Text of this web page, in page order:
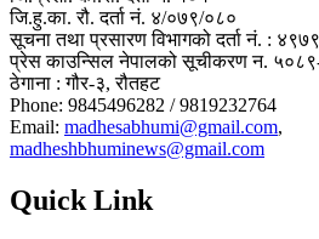
जि.हु.का. रौ. दर्ता नं. ४/०७९/०८०
सूचना तथा प्रसारण विभागको दर्ता नं. :
प्रेस काउन्सिल नेपालको सूचीकरण न.
ठेगाना : गौर-३, रौतहट
Phone: 9845496282 / 9819232764
Email: madhesabhumi@gmail.com,
madheshbhuminews@gmail.com
Quick Link